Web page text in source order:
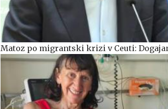
Matoz po migrantski krizi v Ceuti: